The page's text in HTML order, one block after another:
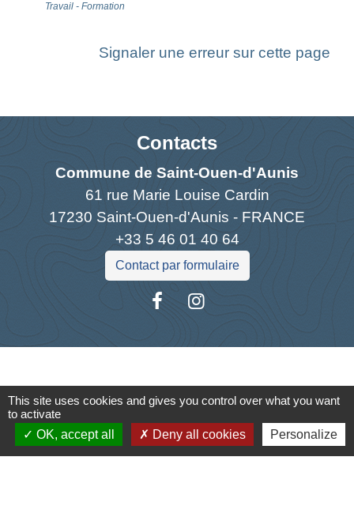
Travail - Formation
Signaler une erreur sur cette page
Contacts
Commune de Saint-Ouen-d'Aunis
61 rue Marie Louise Cardin
17230 Saint-Ouen-d'Aunis - FRANCE
+33 5 46 01 40 64
Contact par formulaire
Cyclad
CDC Aunis Atlantique
Préfecture de la Charente-Maritime
This site uses cookies and gives you control over what you want
to activate
OK, accept all
Deny all cookies Personalize